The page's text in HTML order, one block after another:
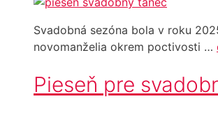
Svadobná sezóna bola v roku
novomanželia okrem poctivosti …
Pieseň pre